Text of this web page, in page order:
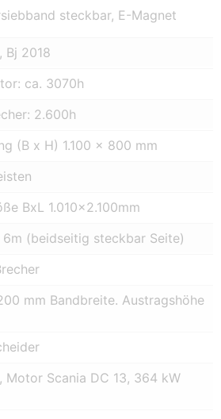
steckbar, E-Magnet
Bj 2018
ca. 3070h
2.600h
(B x H) 1.100 x 800 mm
BxL 1.010×2.100mm
(beidseitig steckbar Seite)
mm Bandbreite. Austragshöhe
Motor Scania DC 13, 364 kW